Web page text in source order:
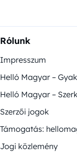
Rólunk
Impresszum
Helló Magyar –
Helló Magyar –
Szerzői jogok
Támogatás:
Jogi közlemény